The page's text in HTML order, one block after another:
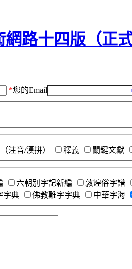
*您的Email
注音/漢拼） 釋義 關鍵文獻
六朝別字記新編 敦煌俗字譜
字典 佛教難字字典 中華字海